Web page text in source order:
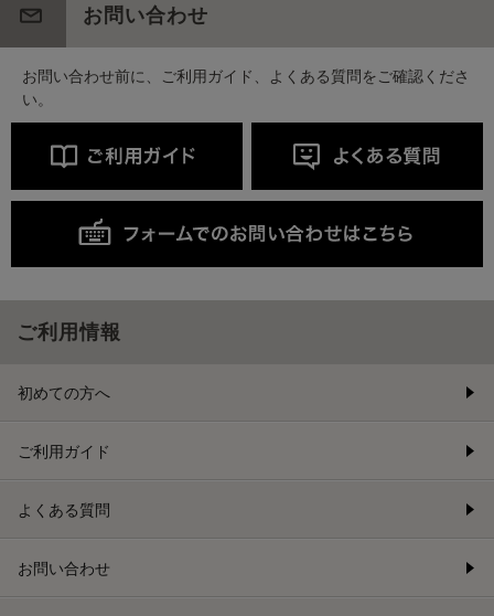
お問い合わせ
お問い合わせ前に、ご利用ガイド、よくある質問をご確認くださ
い。
ご利用情報
初めての方へ
ご利用ガイド
よくある質問
お問い合わせ